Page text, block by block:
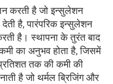
करती है जो इन्सुलेशन
है, पारंपरिक इन्सुलेशन
है। स्थापना के तुरंत बाद
का अनुभव होता है, जिसमें
तक की कमी की
है जो थर्मल ब्रिजिंग और